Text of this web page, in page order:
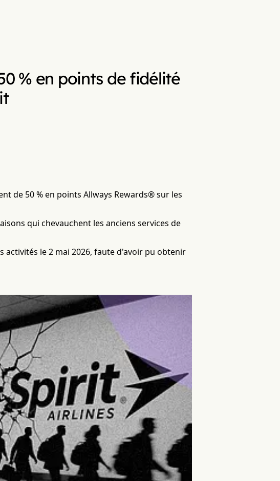
% en points de fidélité
de 50 % en points Allways Rewards® sur les
qui chevauchent les anciens services de
activités le 2 mai 2026, faute d'avoir pu obtenir